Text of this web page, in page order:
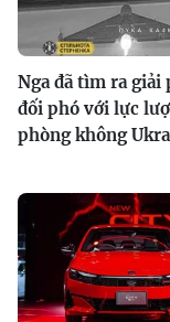
Nga đã tìm ra giải
đối phó với lực
phòng không